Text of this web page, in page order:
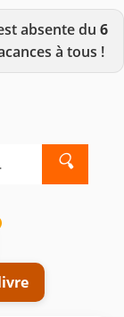
absente du 6
à tous !
🔍